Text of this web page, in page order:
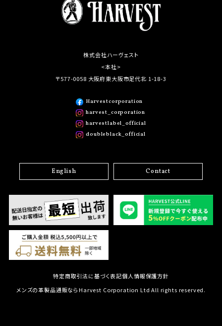
株式会社ハーヴェスト
<本社>
〒577-0058 大阪府東大阪市足代北 1-18-3
Harvestcorporation
harvest_corporation
harvestlabel_official
doubleblack_official
English Contact
特定商取引法に基づく表記個人情報保護方針
メンズの革製品通販ならHarvest Corporation Ltd All rights reserved.